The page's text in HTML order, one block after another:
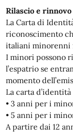
Rilascio e
La Carta di
riconoscimento
italiani minorenni
I minori possono
l’espatrio se
momento
La carta
• 3 anni per i
• 5 anni per i
A partire dai 12